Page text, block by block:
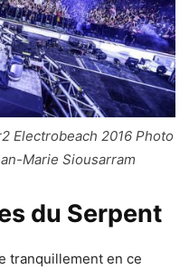
Electrobeach 2016 Photo
Marie Siousarram
du Serpent
tranquillement en ce